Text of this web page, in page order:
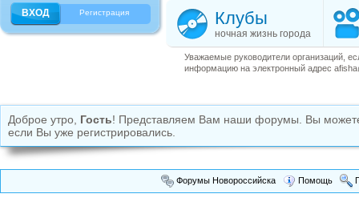
Регистрация Клубы
ночная жизнь города
Уважаемые руководители организаций,
информацию на электронный адрес
Доброе утро, Гость! Представляем Вам наши форумы. Вы
если Вы уже регистрировались.
Форумы Новороссийска Помощь